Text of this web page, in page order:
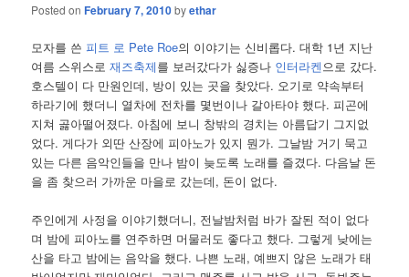
Posted onFebruary 7, 2010byethar
모자를 쓴피트 로 Pete Roe의 이야기는 신비롭다. 대학 1년 지난
여름 스위스로재즈축제를 보러갔다가 싫증나 인터라켄 으로 갔다.
호스텔이 다 만원인데, 방이 있는 곳을 찾았다. 오기로 약속부터
하라기에 했더니 열차에 전차를 몇번이나 갈아타야 했다. 피곤에
지쳐 곯아떨어졌다. 아침에 보니 창밖의 경치는 아름답기 그지없
었다. 게다가 외딴 산장에 피아노가 있지 뭔가. 그날밤 거기 묵고
있는 다른 음악인들을 만나 밤이 늦도록 노래를 즐겼다. 다음날 돈
을 좀 찾으러 가까운 마을로 갔는데, 돈이 없다.
주인에게 사정을 이야기했더니, 전날밤처럼 바가 잘된 적이 없다
며 밤에 피아노를 연주하면 머물러도 좋다고 했다. 그렇게 낮에는
산을 타고 밤에는 음악을 했다. 나쁜 노래, 예쁘지 않은 노래가 태